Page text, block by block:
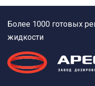
Более 1000 готовых
жидкости